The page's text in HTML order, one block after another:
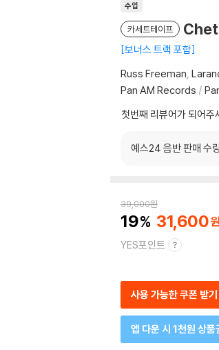
수입
카세트테이프 Chet
보너스 트랙 포함
Russ Freeman
Pan AM Records /
첫번째 리뷰어가 되어주
예스24 음반 판매 수
39,000원
19 31,600
YES포인트
사용 가능한 쿠폰 받기
앱 다운 시 1천원 상품